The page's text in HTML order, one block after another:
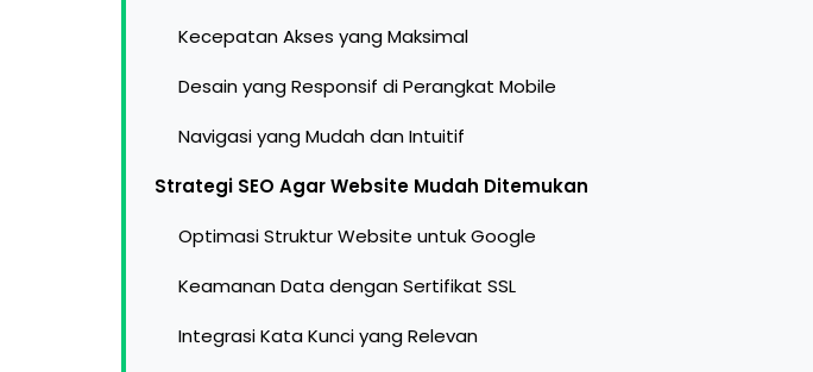
Kecepatan Akses yang Maksimal
Desain yang Responsif di Perangkat Mobile
Navigasi yang Mudah dan Intuitif
Strategi SEO Agar Website Mudah Ditemukan
Optimasi Struktur Website untuk Google
Keamanan Data dengan Sertifikat SSL
Integrasi Kata Kunci yang Relevan